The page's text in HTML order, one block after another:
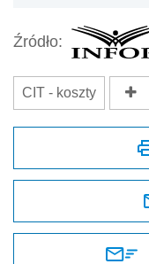
Źródło:
CIT - koszty